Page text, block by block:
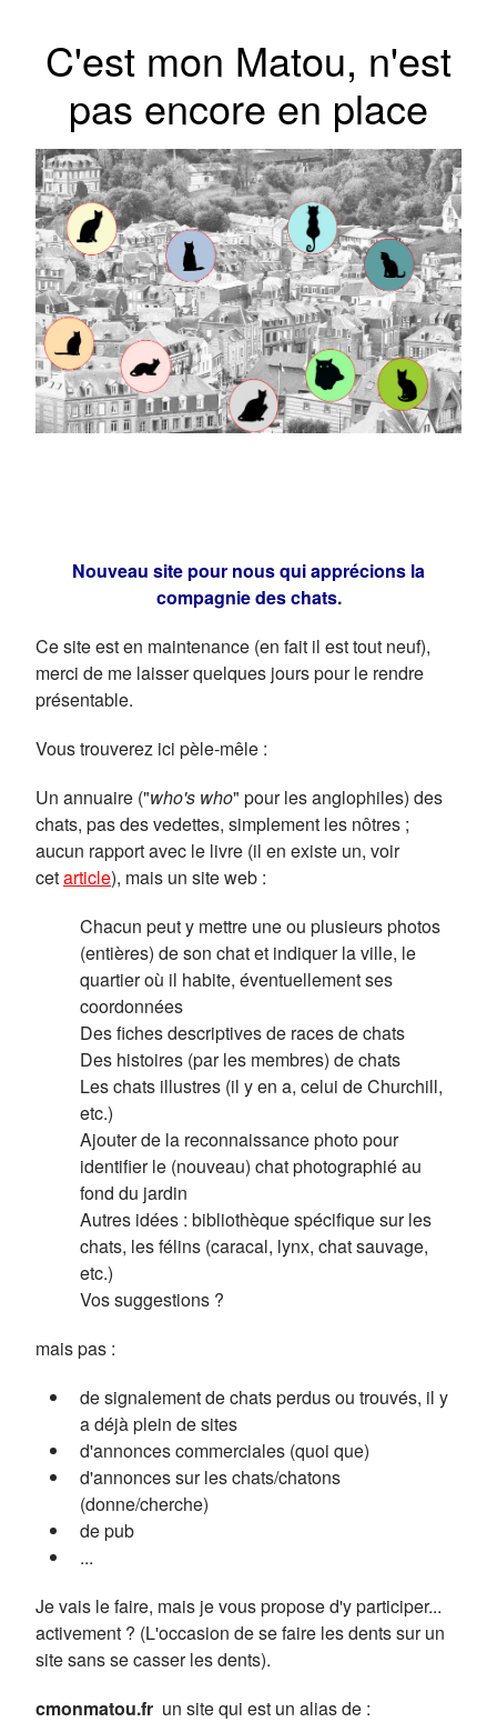
C'est mon Matou, n'est
pas encore en place
Nouveau site pour nous qui apprécions la
compagnie des chats.
Ce site est en maintenance (en fait il est tout neuf),
merci de me laisser quelques jours pour le rendre
présentable.
Vous trouverez ici pèle-mêle :
Un annuaire ("who's who" pour les anglophiles) des
chats, pas des vedettes, simplement les nôtres ;
aucun rapport avec le livre (il en existe un, voir
cetarticle), mais un site web :
Chacun peut y mettre une ou plusieurs photos
(entières) de son chat et indiquer la ville, le
quartier où il habite, éventuellement ses
coordonnées
Des fiches descriptives de races de chats
Des histoires (par les membres) de chats
Les chats illustres (il y en a, celui de Churchill,
etc.)
Ajouter de la reconnaissance photo pour
identifier le (nouveau) chat photographié au
fond du jardin
Autres idées : bibliothèque spécifique sur les
chats, les félins (caracal, lynx, chat sauvage,
etc.)
Vos suggestions ?
mais pas :
de signalement de chats perdus ou trouvés, il y
a déjà plein de sites
d'annonces commerciales (quoi que)
d'annonces sur les chats/chatons
(donne/cherche)
de pub
...
Je vais le faire, mais je vous propose d'y participer...
activement ? (L'occasion de se faire les dents sur un
site sans se casser les dents).
cmonmatou.fr un site qui est un alias de :